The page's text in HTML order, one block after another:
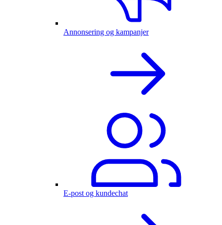
Annonsering og kampanjer
E-post og kundechat